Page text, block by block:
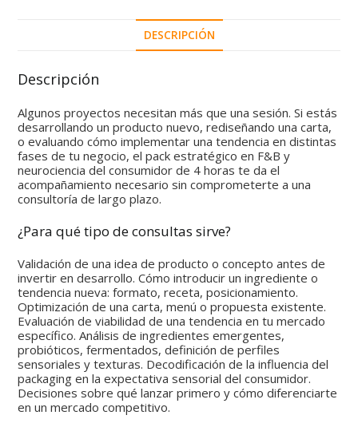
DESCRIPCIÓN
Descripción
Algunos proyectos necesitan más que una sesión. Si estás
desarrollando un producto nuevo, rediseñando una carta,
o evaluando cómo implementar una tendencia en distintas
fases de tu negocio, el pack estratégico en F&B y
neurociencia del consumidor de 4 horas te da el
acompañamiento necesario sin comprometerte a una
consultoría de largo plazo.
¿Para qué tipo de consultas sirve?
Validación de una idea de producto o concepto antes de
invertir en desarrollo. Cómo introducir un ingrediente o
tendencia nueva: formato, receta, posicionamiento.
Optimización de una carta, menú o propuesta existente.
Evaluación de viabilidad de una tendencia en tu mercado
específico. Análisis de ingredientes emergentes,
probióticos, fermentados, definición de perfiles
sensoriales y texturas. Decodificación de la influencia del
packaging en la expectativa sensorial del consumidor.
Decisiones sobre qué lanzar primero y cómo diferenciarte
en un mercado competitivo.